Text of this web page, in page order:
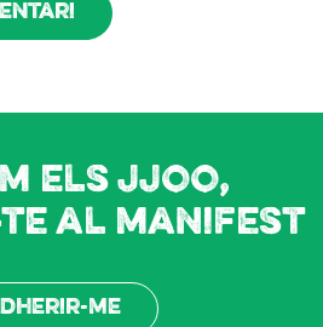
els JJOO,
al manifest
me